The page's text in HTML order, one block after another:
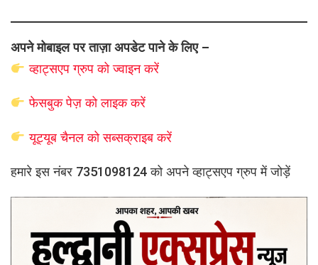
अपने मोबाइल पर ताज़ा अपडेट पाने के लिए –
व्हाट्सएपग्रुप कोज्वाइन करें
फेसबुक पेज़ को लाइक करें
यूट्यूब चैनल को सब्सक्राइब करें
हमारे इस नंबर 7351098124 को अपने व्हाट्सएप ग्रुप में जोड़ें